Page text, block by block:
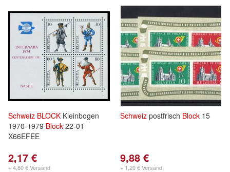
Schweiz BLOCK Kleinbogen
1970-1979 Block 22-01
X66EFEE
2,17 €
+ 4,60 € Versand
Schweiz postfrisch Block 15
9,88 €
+ 1,20 € Versand